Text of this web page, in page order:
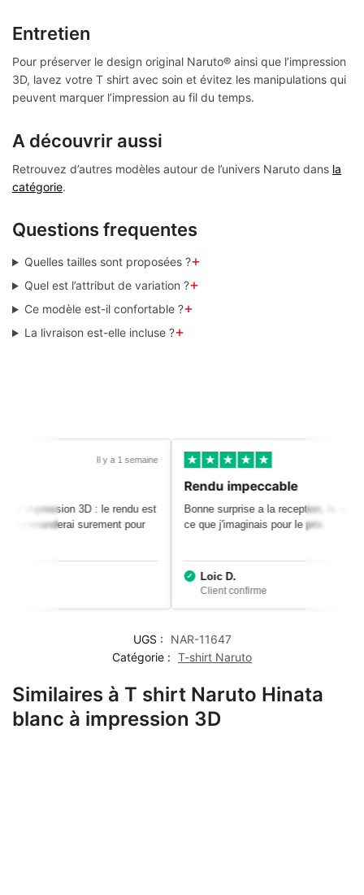
Entretien
Pour préserver le design original Naruto® ainsi que l’impression
3D, lavez votre T shirt avec soin et évitez les manipulations qui
peuvent marquer l’impression au fil du temps.
A découvrir aussi
Retrouvez d’autres modèles autour de l’univers Naruto dans la
catégorie.
Questions frequentes
Quelles tailles sont proposées ?+
Quel est l’attribut de variation ?+
Ce modèle est-il confortable ?+
La livraison est-elle incluse ?+
Il y a 1 semaine
à impression 3D : le rendu est
recommanderai surement pour
Rendu impeccable
Bonne surprise a la reception, la
ce que j'imaginais pour le prix.
Loic D.
UGS :
NAR-11647
Catégorie : T-shirt Naruto
Similaires à T shirt Naruto Hinata
blanc à impression 3D